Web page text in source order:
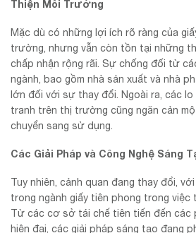
Thiện Môi Trường
Mặc dù có những lợi ích rõ ràng của
trường, nhưng vẫn còn tồn tại những
chấp nhận rộng rãi. Sự chống đối từ
ngành, bao gồm nhà sản xuất và nhà
lớn đối với sự thay đổi. Ngoài ra, các lo
tranh trên thị trường cũng ngăn cản
chuyển sang sử dụng.
Các Giải Pháp và Công Nghệ Sáng
Tuy nhiên, cảnh quan đang thay đổi,
trong ngành giấy tiên phong trong việc
Từ các cơ sở tái chế tiên tiến đến các
hiện đại, các giải pháp sáng tạo đang